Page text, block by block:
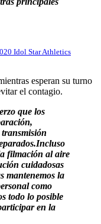
Idol Star Athletics
esperan su turno
el contagio.
que los
transmisión
filmación al aire
cuidadosas
mantenemos la
como
todo lo posible
en la